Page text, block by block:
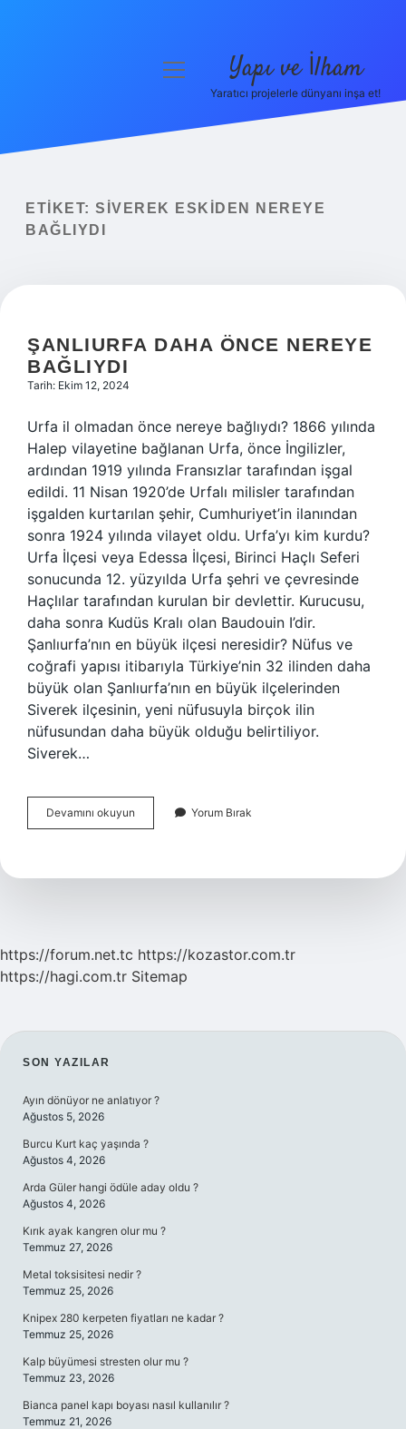
Yasal Uyarı
menüyü
Yapı ve İlham
Yaratıcı projelerle dünyanı inşa et!
ETIKET: SIVEREK ESKIDEN NEREYE
BAĞLIYDI
ŞANLIURFA DAHA ÖNCE NEREYE
BAĞLIYDI
Tarih: Ekim 12, 2024
Urfa il olmadan önce nereye bağlıydı? 1866 yılında
Halep vilayetine bağlanan Urfa, önce İngilizler,
ardından 1919 yılında Fransızlar tarafından işgal
edildi. 11 Nisan 1920’de Urfalı milisler tarafından
işgalden kurtarılan şehir, Cumhuriyet’in ilanından
sonra 1924 yılında vilayet oldu. Urfa’yı kim kurdu?
Urfa İlçesi veya Edessa İlçesi, Birinci Haçlı Seferi
sonucunda 12. yüzyılda Urfa şehri ve çevresinde
Haçlılar tarafından kurulan bir devlettir. Kurucusu,
daha sonra Kudüs Kralı olan Baudouin I’dir.
Şanlıurfa’nın en büyük ilçesi neresidir? Nüfus ve
coğrafi yapısı itibarıyla Türkiye’nin 32 ilinden daha
büyük olan Şanlıurfa’nın en büyük ilçelerinden
Siverek ilçesinin, yeni nüfusuyla birçok ilin
nüfusundan daha büyük olduğu belirtiliyor.
Siverek…
Devamını okuyun Şanlıurfa
Daha
Bağlıydı
Yorum Bırak
https://forum.net.tc https://kozastor.com.tr
https://hagi.com.tr Sitemap
SIDEBAR
SON YAZILAR
Ayın dönüyor ne anlatıyor ?
Ağustos 5, 2026
Burcu Kurt kaç yaşında ?
Ağustos 4, 2026
Arda Güler hangi ödüle aday oldu ?
Ağustos 4, 2026
Kırık ayak kangren olur mu ?
Temmuz 27, 2026
Metal toksisitesi nedir ?
Temmuz 25, 2026
Knipex 280 kerpeten fiyatları ne kadar ?
Temmuz 25, 2026
Kalp büyümesi stresten olur mu ?
Temmuz 23, 2026
Bianca panel kapı boyası nasıl kullanılır ?
Temmuz 21, 2026